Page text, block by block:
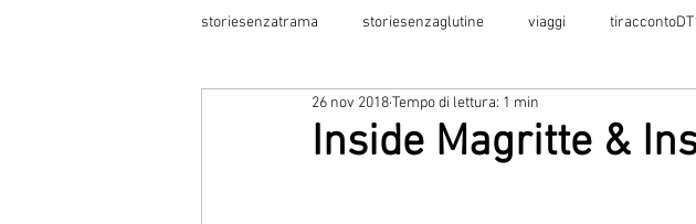
storiesenzatrama storiesenzaglutine viaggi
Inside Magritte &
26 nov 2018Tempo di lettura: 1 min